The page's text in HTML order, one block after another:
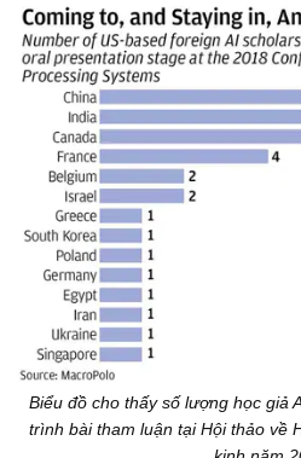
Biểu đồ cho thấy số lượng học giả
trình bài tham luận tại Hội thảo về